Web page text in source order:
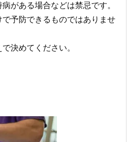
がある場合などは禁忌です。
予防できるものではありませ
決めてください。